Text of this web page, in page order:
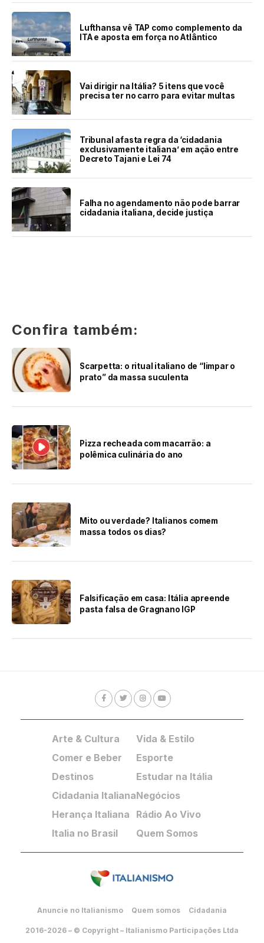
Lufthansa vê TAP como complemento da
ITA e aposta em força no Atlântico
Vai dirigir na Itália? 5 itens que você
precisa ter no carro para evitar multas
Tribunal afasta regra da ‘cidadania
exclusivamente italiana’ em ação entre
Decreto Tajani e Lei 74
Falha no agendamento não pode barrar
cidadania italiana, decide justiça
Confira também:
Scarpetta: o ritual italiano de “limpar o
prato” da massa suculenta
Pizza recheada com macarrão: a
polêmica culinária do ano
Mito ou verdade? Italianos comem
massa todos os dias?
Falsificação em casa: Itália apreende
pasta falsa de Gragnano IGP
Arte & Cultura
Comer e Beber
Destinos
Cidadania Italiana
Herança Italiana
Italia no Brasil
Vida & Estilo
Esporte
Estudar na Itália
Negócios
Rádio Ao Vivo
Quem Somos
Anuncie no Italianismo Quem somos Cidadania
2016-2026 – © Copyright – Italianismo Participações Ltda